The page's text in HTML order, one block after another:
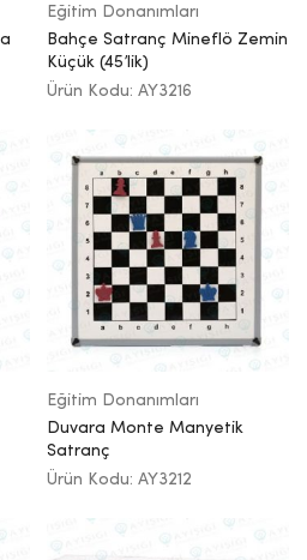
Eğitim Donanımları
Bahçe Satranç Mineflö Zemin
Küçük (45’lik)
Ürün Kodu: AY3216
Eğitim Donanımları
Duvara Monte Manyetik
Satranç
Ürün Kodu: AY3212